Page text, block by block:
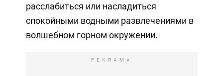
расслабиться или насладиться
спокойными водными развлечениями в
волшебном горном окружении.
РЕКЛАМА